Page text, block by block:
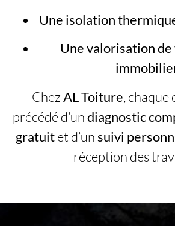
Une isolation
Une valorisation
ChezAL Toiture, chaque
précédé d’undiagnostic
gratuitet d’unsuivi
réception des